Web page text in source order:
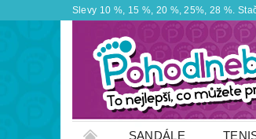
Slevy 10 %, 15 %, 20 %, 25%, 28 %.
SANDÁLE